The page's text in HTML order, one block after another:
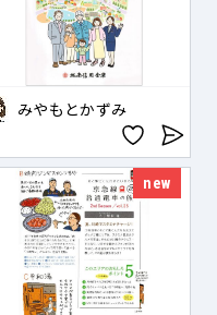
みやもとかずみ
new